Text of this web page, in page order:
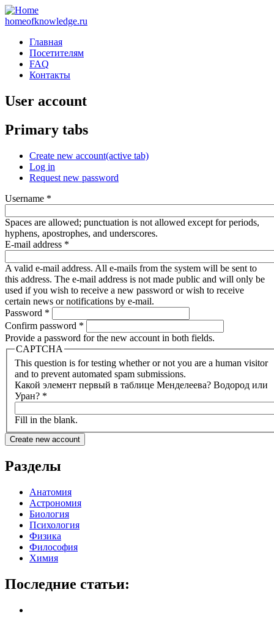
homeofknowledge.ru
Главная
Посетителям
FAQ
Контакты
User account
Primary tabs
Create new account(active tab)
Log in
Request new password
Username *
Spaces are allowed; punctuation is not allowed except for periods,
hyphens, apostrophes, and underscores.
E-mail address *
A valid e-mail address. All e-mails from the system will be sent to
this address. The e-mail address is not made public and will only be
used if you wish to receive a new password or wish to receive
certain news or notifications by e-mail.
Password *
Confirm password *
Provide a password for the new account in both fields.
CAPTCHA
This question is for testing whether or not you are a human visitor
and to prevent automated spam submissions.
Какой элемент первый в таблице Менделеева? Водород или
Уран? *
Fill in the blank.
Разделы
Анатомия
Астрономия
Биология
Психология
Физика
Философия
Химия
Последние статьи: